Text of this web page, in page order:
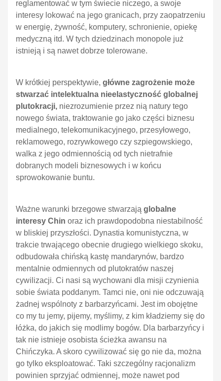
reglamentować w tym świecie niczego, a swoje
interesy lokować na jego granicach, przy zaopatrzeniu
w energię, żywność, komputery, schronienie, opiekę
medyczną itd. W tych dziedzinach monopole już
istnieją i są nawet dobrze tolerowane.
W krótkiej perspektywie, główne zagrożenie może
stwarzać intelektualna nieelastyczność globalnej
plutokracji, niezrozumienie przez nią natury tego
nowego świata, traktowanie go jako części biznesu
medialnego, telekomunikacyjnego, przesyłowego,
reklamowego, rozrywkowego czy szpiegowskiego,
walka z jego odmiennością od tych nietrafnie
dobranych modeli biznesowych i w końcu
sprowokowanie buntu.
Ważne warunki brzegowe stwarzają globalne
interesy Chin oraz ich prawdopodobna niestabilność
w bliskiej przyszłości. Dynastia komunistyczna, w
trakcie trwającego obecnie drugiego wielkiego skoku,
odbudowała chińską kastę mandarynów, bardzo
mentalnie odmiennych od plutokratów naszej
cywilizacji. Ci nasi są wychowani dla misji czynienia
sobie świata poddanym. Tamci nie, oni nie odczuwają
żadnej wspólnoty z barbarzyńcami. Jest im obojętne
co my tu jemy, pijemy, myślimy, z kim kładziemy się do
łóżka, do jakich się modlimy bogów. Dla barbarzyńcy i
tak nie istnieje osobista ścieżka awansu na
Chińczyka. A skoro cywilizować się go nie da, można
go tylko eksploatować. Taki szczególny racjonalizm
powinien sprzyjać odmiennej, może nawet pod